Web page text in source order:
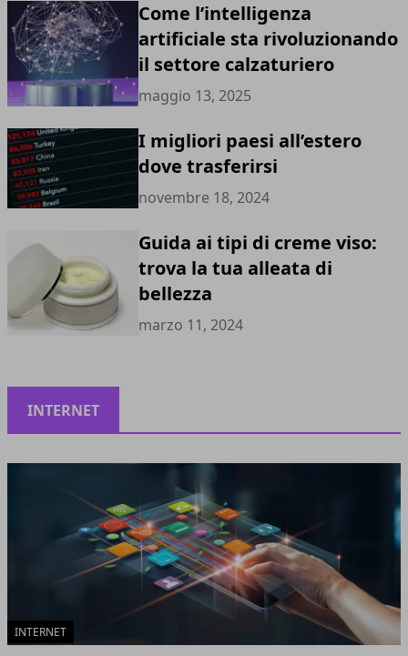
Come l’intelligenza
artificiale sta rivoluzionando
il settore calzaturiero
maggio 13, 2025
I migliori paesi all’estero
dove trasferirsi
novembre 18, 2024
Guida ai tipi di creme viso:
trova la tua alleata di
bellezza
marzo 11, 2024
INTERNET
INTERNET